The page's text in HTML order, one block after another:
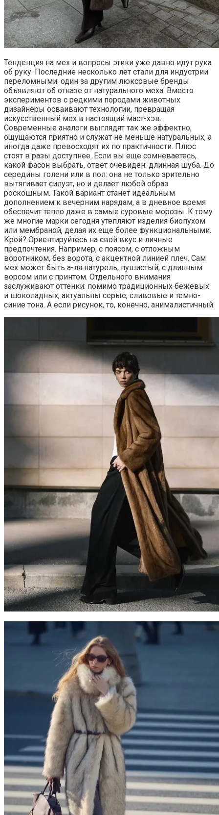
Тенденция на мех и вопросы этики уже давно идут рука
об руку. Последние несколько лет стали для индустрии
переломными: один за другим люксовые бренды
объявляют об отказе от натурального меха. Вместо
экспериментов с редкими породами животных
дизайнеры осваивают технологии, превращая
искусственный мех в настоящий маст-хэв.
Современные аналоги выглядят так же эффектно,
ощущаются приятно и служат не меньше натуральных, а
иногда даже превосходят их по практичности. Плюс
стоят в разы доступнее. Если вы еще сомневаетесь,
какой фасон выбрать, ответ очевиден: длинная шуба. До
середины голени или в пол: она не только зрительно
вытягивает силуэт, но и делает любой образ
роскошным. Такой вариант станет идеальным
дополнением к вечерним нарядам, а в дневное время
обеспечит тепло даже в самые суровые морозы. К тому
же многие марки сегодня утепляют изделия биопухом
или мембраной, делая их еще более функциональными.
Крой? Ориентируйтесь на свой вкус и личные
предпочтения. Например, с поясом, с отложным
воротником, без ворота, с акцентной линией плеч. Сам
мех может быть а-ля натурель, пушистый, с длинным
ворсом или с принтом. Отдельного внимания
заслуживают оттенки: помимо традиционных бежевых
и шоколадных, актуальны серые, сливовые и темно-
синие тона. А если рисунок, то, конечно, анималистичный.